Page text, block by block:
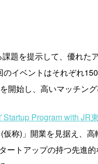
題を提示して、優れた
イベントはそれぞれ
開始し、高いマッチン
Program with JR
称)」開業を見据え、
トアップの持つ先進